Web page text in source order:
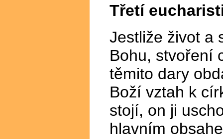
Třetí
Jestliže život a
Bohu, stvoření
těmito dary
Boží vztah k
stojí, on ji
hlavním